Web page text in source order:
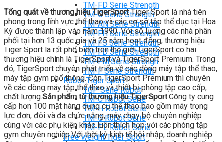
TM-FD Serie Strength
TM-C Serie Strength
TM-AN Serie Strength
TM-FH Serie Strength
TM-FS Serie Strength
TM-FD Serie Strength
TM-FM Serie Strengh
TM-F Serie Strength
Robot Tiger Sport
TGP Serie Robot
TM-C Robot Serie
TM-H Robot Serie
TM-G Robot Serie
TM-PL Robot Serie
Free weight Tiger Sport
Tổng quát về thương hiệu TigerSportTiger Sport là nhà tiên
phong trong lĩnh vực thể thao và các cơ sở tập thể dục tại Hoa
Kỳ được thành lập vào năm 1990. Với số lượng các nhà phân
phối tại hơn 13 quốc gia và 25 năm hoạt động, thương hiệu
Tiger Sport là rất phổ biến trên thế giới.TigerSport có hai
thương hiệu chính là TigerSport và TigerSport Premium. Trong
đó, TigerSport chuyên phát triển về các dòng máy tập thể thao,
máy tập gym phổ thông. Còn TigerSport Premium thì chuyên
về các dòng máy tập thể thao và thiết bị phòng tập cao cấp,
chất lượng.Sản phẩm từ thương hiệu TigerSportCông ty cung
cấp hơn 100 mặt hàng dụng cụ thể thao bao gồm máy trọng
lực đơn, đôi và đa chức năng, máy chạy bộ chuyên nghiệp
cùng với các phụ kiện khác luôn thích hợp với các phòng tập
gym chuyên nghiệp.Với thời kỳ kinh tế hội nhập, doanh nghiệp